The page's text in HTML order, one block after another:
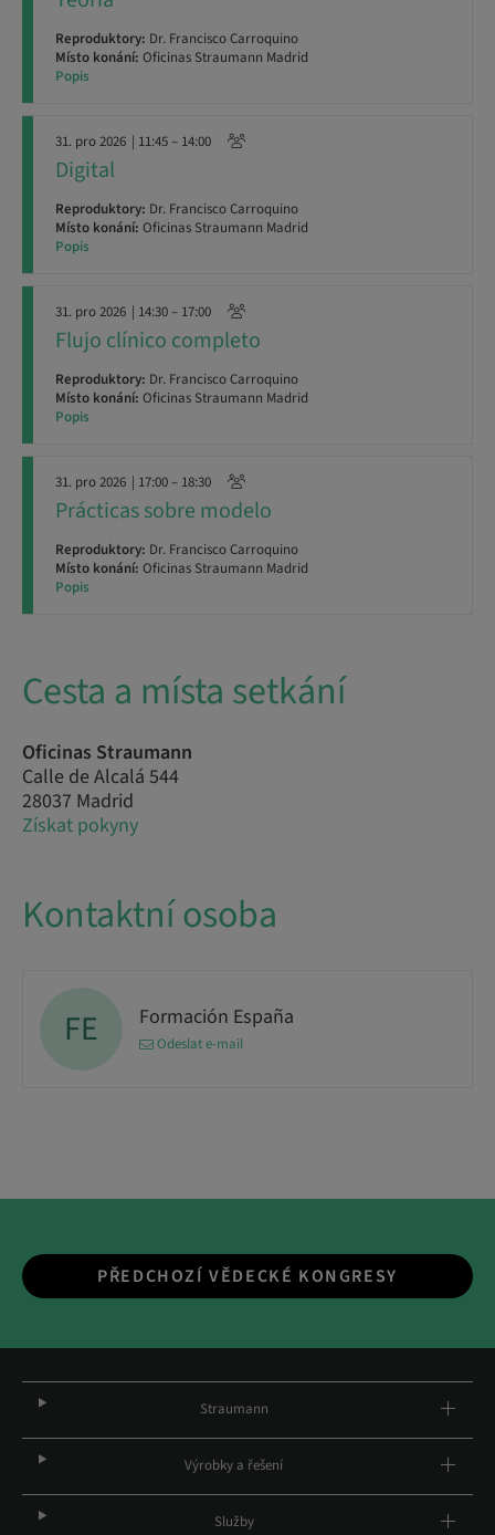
Reproduktory: Dr. Francisco Carroquino
Místo konání: Oficinas Straumann Madrid
Popis
31. pro 2026 | 11:45 – 14:00
Digital
Reproduktory: Dr. Francisco Carroquino
Místo konání: Oficinas Straumann Madrid
Popis
31. pro 2026 | 14:30 – 17:00
Flujo clínico completo
Reproduktory: Dr. Francisco Carroquino
Místo konání: Oficinas Straumann Madrid
Popis
31. pro 2026 | 17:00 – 18:30
Prácticas sobre modelo
Reproduktory: Dr. Francisco Carroquino
Místo konání: Oficinas Straumann Madrid
Popis
Cesta a místa setkání
Oficinas Straumann
Calle de Alcalá 544
28037 Madrid
Získat pokyny
Kontaktní osoba
FE Formación España
Odeslat e-mail
PŘEDCHOZÍ VĚDECKÉ KONGRESY
Straumann
Výrobky a řešení
Služby